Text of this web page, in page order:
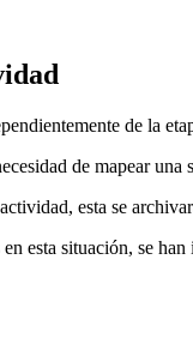
de la
de mapear
esta se
esta situación, se